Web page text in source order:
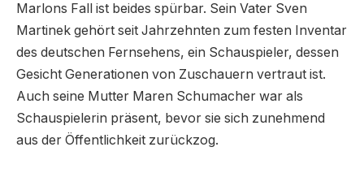
Marlons Fall ist beides spürbar. Sein Vater Sven
Martinek gehört seit Jahrzehnten zum festen Inventar
des deutschen Fernsehens, ein Schauspieler, dessen
Gesicht Generationen von Zuschauern vertraut ist.
Auch seine Mutter Maren Schumacher war als
Schauspielerin präsent, bevor sie sich zunehmend
aus der Öffentlichkeit zurückzog.